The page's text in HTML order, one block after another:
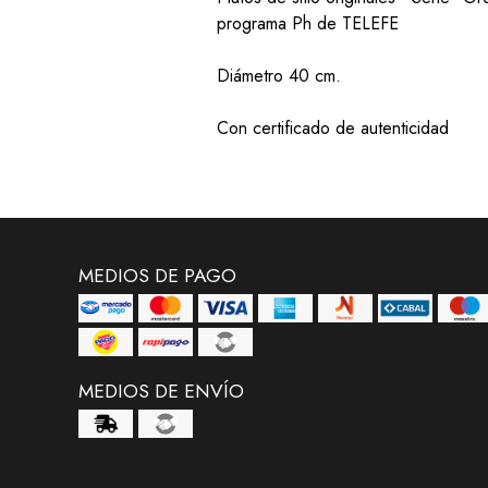
programa Ph de TELEFE
Diámetro 40 cm.
Con certificado de autenticidad
MEDIOS DE PAGO
MEDIOS DE ENVÍO